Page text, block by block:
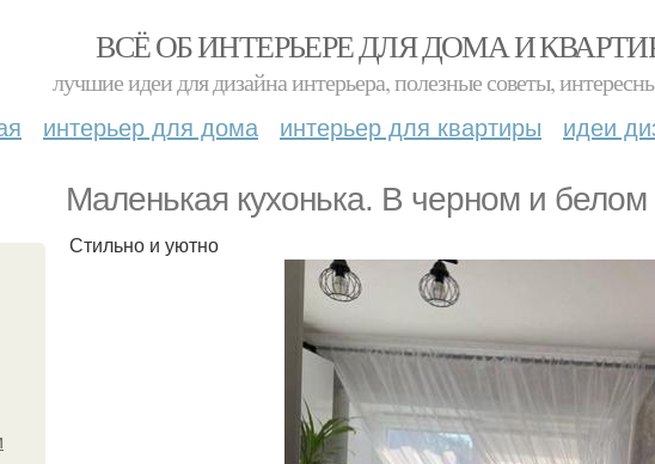
ВСЁ ОБ ИНТЕРЬЕРЕ ДЛЯ ДОМА И
лучшие идеи для дизайна интерьера, полезные советы,
интерьер для дома интерьер для квартиры идеи
Маленькая кухонька. В черном и белом
Стильно и уютно